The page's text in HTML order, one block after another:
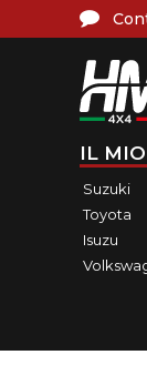
IL
Suzuki
Toyota
Isuzu